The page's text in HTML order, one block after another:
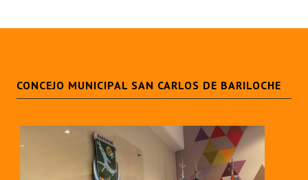
CONCEJO MUNICIPAL SAN CARLOS DE BARILOCHE